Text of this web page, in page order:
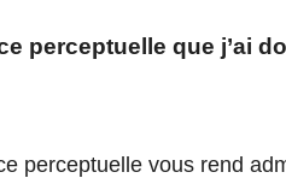
perceptuelle que j’ai
perceptuelle vous rend